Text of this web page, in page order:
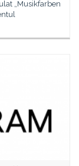
„Musikfarben